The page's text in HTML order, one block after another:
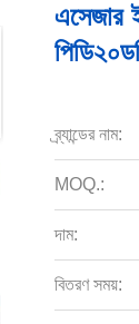
এসেজার
ব্র্যান্ডের নাম:
MOQ.:
দাম:
বিতরণ সময়: